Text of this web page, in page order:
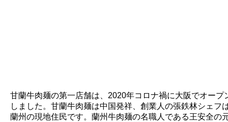
甘蘭牛肉麺の第一店舗は、2020年コロナ禍に大阪でオープ
しました。甘蘭牛肉麺は中国発祥、創業人の張鉄林シェフ
蘭州の現地住民です。蘭州牛肉麺の名職人である王安全の